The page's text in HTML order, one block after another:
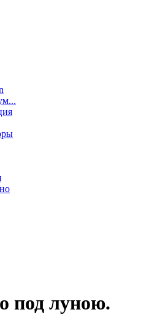
под луною.